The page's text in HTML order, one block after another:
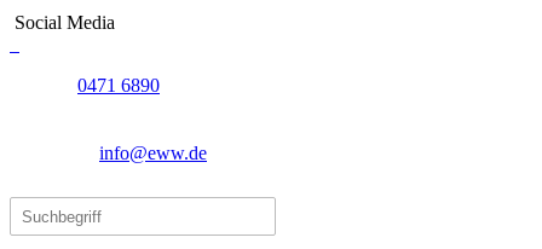
Social Media
0471 6890
info@eww.de